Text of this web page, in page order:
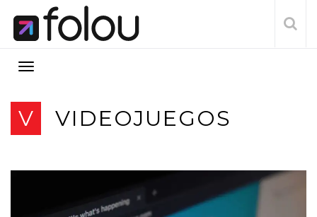
V VIDEOJUEGOS